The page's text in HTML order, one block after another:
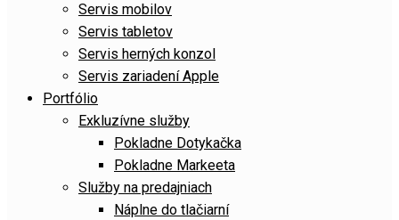
Servis mobilov
Servis tabletov
Servis herných konzol
Servis zariadení Apple
Portfólio
Exkluzívne služby
Pokladne Dotykačka
Pokladne Markeeta
Služby na predajniach
Náplne do tlačiarní